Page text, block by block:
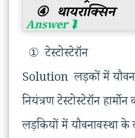
④ थायराक्सिन
① टेस्टोस्टेरॉन
Solution लड़कों में
नियंत्रण टेस्टोस्टेरॉन
लड़कियों में यौवनावस्था के